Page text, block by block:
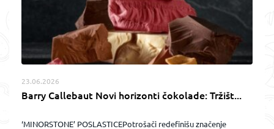
23.06.2026
Barry Callebaut Novi horizonti čokolade: Tržišt...
‘MINORSTONE’ POSLASTICEPotrošači redefinišu značenje